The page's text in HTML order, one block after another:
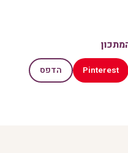
Pinterest הדפס